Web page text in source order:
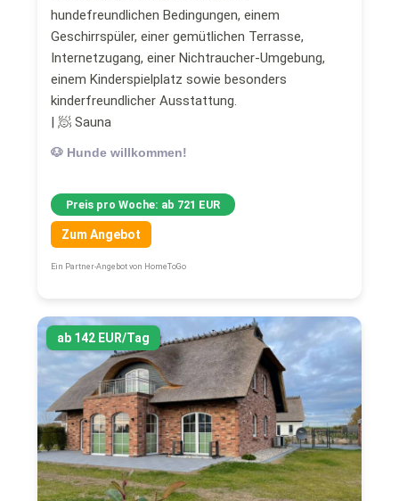
hundefreundlichen Bedingungen, einem
Geschirrspüler, einer gemütlichen Terrasse,
Internetzugang, einer Nichtraucher-Umgebung,
einem Kinderspielplatz sowie besonders
kinderfreundlicher Ausstattung.
| 🧖 Sauna
🐶 Hunde willkommen!
Preis pro Woche: ab 721 EUR
Zum Angebot
Ein Partner-Angebot von HomeToGo
ab 142 EUR/Tag